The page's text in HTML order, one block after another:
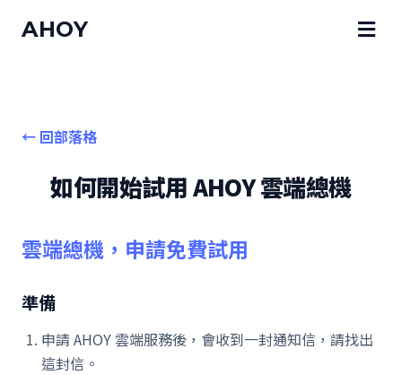
AHOY
← 回部落格
如何開始試用 AHOY 雲端總機
雲端總機，申請免費試用
準備
申請 AHOY 雲端服務後，會收到一封通知信，請找出
這封信。